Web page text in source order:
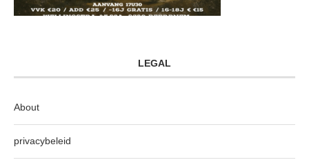
LEGAL
About
privacybeleid